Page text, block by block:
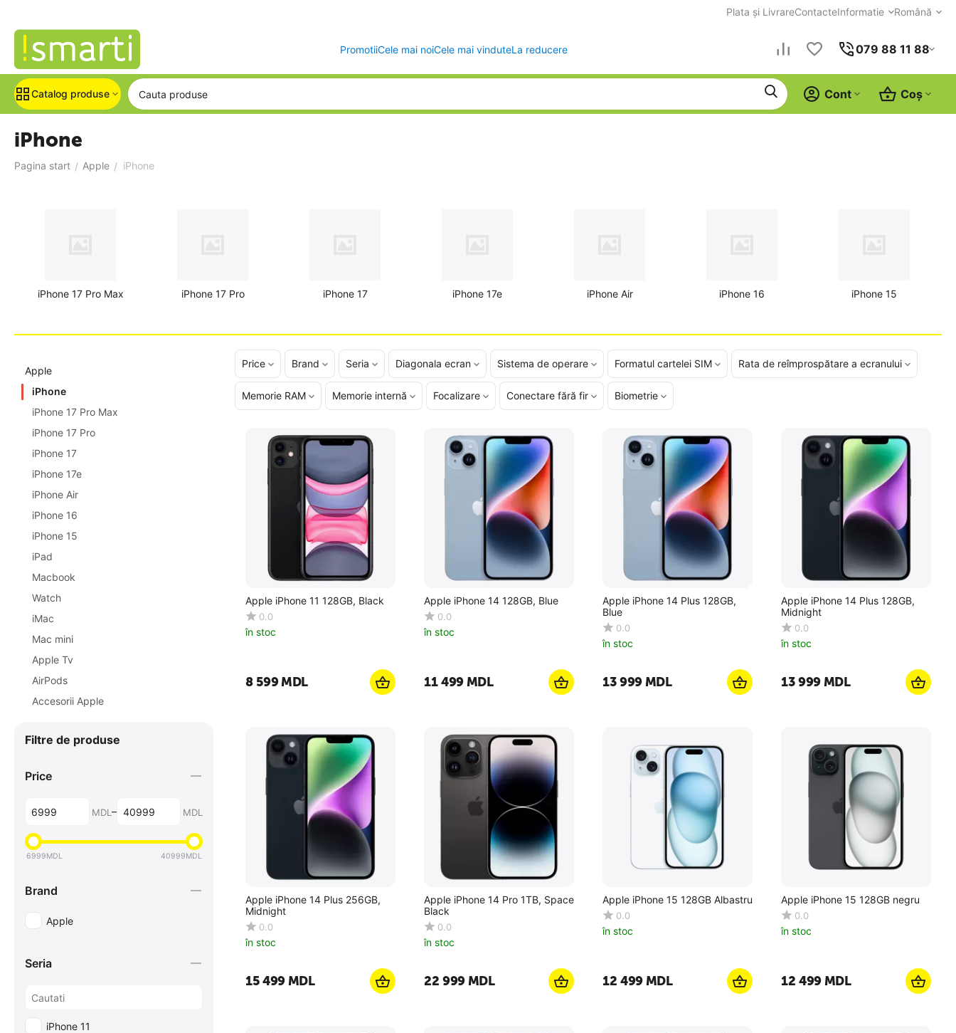
Plata și LivrareContacteInformatie Română
PromotiiCele mai noiCele mai vinduteLa reducere 079 88 11 88
Catalog produse Coș
Cont
iPhone
Pagina start / Apple / iPhone
iPhone 17 Pro Max iPhone 17 Pro iPhone 17 iPhone 17e iPhone Air iPhone 16 iPhone 15
Price Brand Seria Diagonala ecran Sistema de operare Formatul cartelei SIM Rata de reîmprospătare a ecranului
Memorie RAM Memorie internă Focalizare Conectare fără fir Biometrie
Apple iPhone 11 128GB, Black
0.0
în stoc
8 599MDL
Apple iPhone 14 128GB, Blue
0.0
în stoc
11 499MDL
Apple iPhone 14 Plus 128GB,
Blue
0.0
în stoc
13 999MDL
Apple iPhone 14 Plus 128GB,
Midnight
0.0
în stoc
13 999MDL
Apple iPhone 14 Plus 256GB,
Midnight
0.0
în stoc
15 499MDL
Apple iPhone 14 Pro 1TB, Space
Black
0.0
în stoc
22 999MDL
Apple iPhone 15 128GB Albastru
0.0
în stoc
12 499MDL
Apple iPhone 15 128GB negru
0.0
în stoc
12 499MDL
Apple
iPhone
iPhone 17 Pro Max
iPhone 17 Pro
iPhone 17
iPhone 17e
iPhone Air
iPhone 16
iPhone 15
iPad
Macbook
Watch
iMac
Mac mini
Apple Tv
AirPods
Accesorii Apple
Filtre de produse
Price
MDL – MDL
6999MDL 40999MDL
Brand
Apple
Seria
iPhone 11